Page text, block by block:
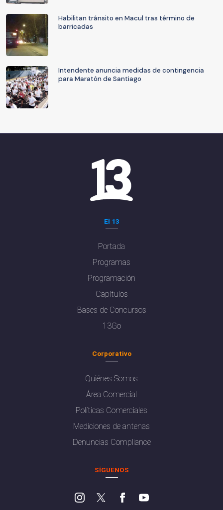
Habilitan tránsito en Macul tras término de
barricadas
Intendente anuncia medidas de contingencia
para Maratón de Santiago
El 13
Portada
Programas
Programación
Capítulos
Bases de Concursos
13Go
Corporativo
Quiénes Somos
Área Comercial
Políticas Comerciales
Mediciones de antenas
Denuncias Compliance
SÍGUENOS